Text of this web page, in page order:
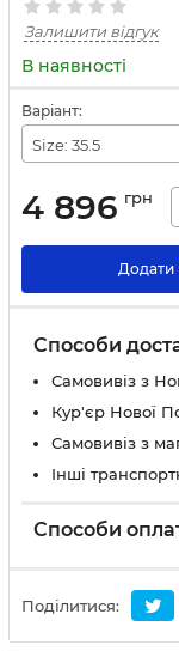
Залишити відгук
В наявності
Варіант:
Size: 35.5
4 896 грн
Додати
Способи
Самовивіз з
Кур'єр Нової
Самовивіз з
Інші
Способи
Поділитися: